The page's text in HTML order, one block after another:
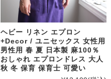
ヘビー リネン エプロン
+Decor / ユニセックス 女性用
男性用 春 夏 日本製 麻100％
おしゃれ エプロンドレス 大人
秋 冬 保育 保育士 可愛い